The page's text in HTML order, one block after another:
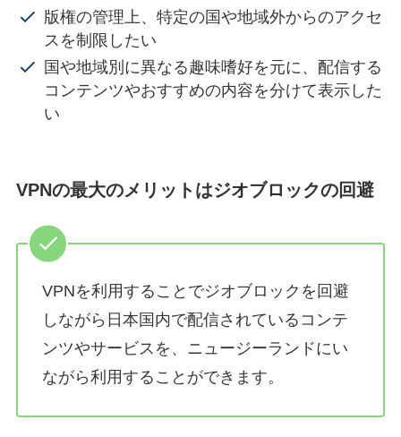
版権の管理上、特定の国や地域外からのアクセ
スを制限したい
国や地域別に異なる趣味嗜好を元に、配信する
コンテンツやおすすめの内容を分けて表示した
い
VPNの最大のメリットはジオブロックの回避
VPNを利用することでジオブロックを回避
しながら日本国内で配信されているコンテ
ンツやサービスを、ニュージーランドにい
ながら利用することができます。